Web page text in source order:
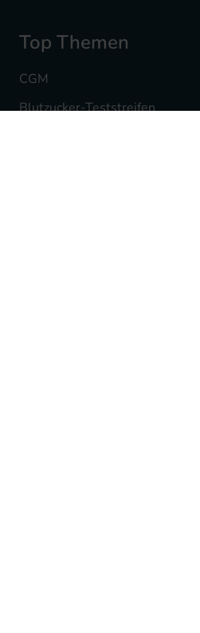
Top Themen
CGM
Blutzucker-Teststreifen